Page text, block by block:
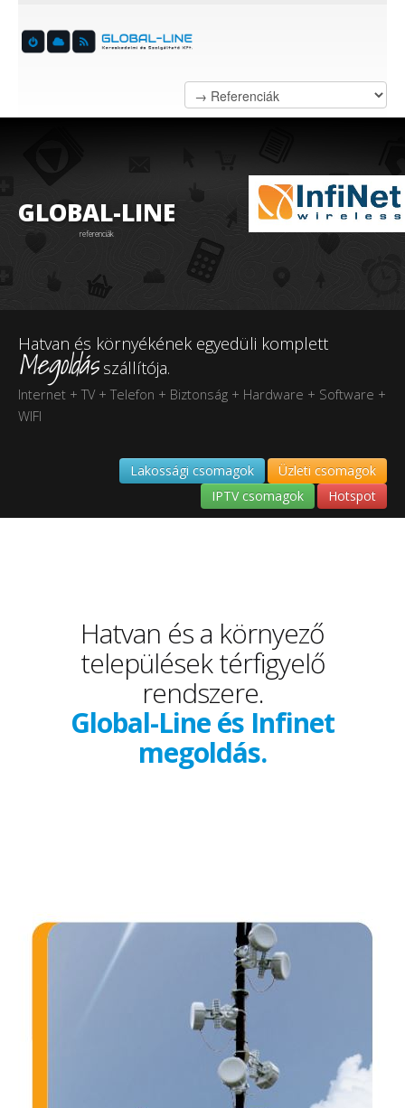
GLOBAL-LINE
referenciák
Hatvan és környékének egyedüli komplett
Megoldásszállítója.
Internet + TV + Telefon + Biztonság + Hardware + Software +
WIFI
Lakossági csomagok
Üzleti csomagok
IPTV csomagok
Hotspot
Hatvan és a környező
települések térfigyelő
rendszere.
Global-Line és Infinet
megoldás.